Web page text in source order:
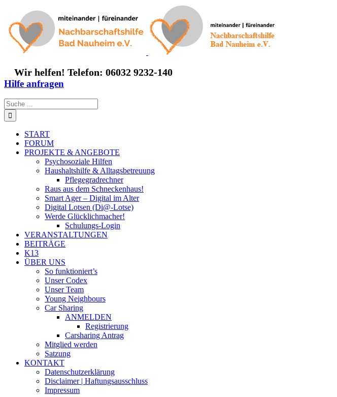
springen
Wir helfen! Telefon: 06032 9232-140
Hilfe anfragen
Suche
nach:
START
FORUM
PROJEKTE & ANGEBOTE
Psychosoziale Hilfen
Haushaltshilfe & Alltagsbetreuung
Pflegegradrechner
Raus aus dem Schneckenhaus!
Smart Ager – Digital im Alter
Digital Lotsen (Di@-Lotse)
Werde Glücklichmacher!
Schulungs-Login
VERANSTALTUNGEN
BEITRÄGE
K13
ÜBER UNS
So funktioniert’s
Unser Codex
Unser Team
Young Neighbours
Car Sharing
ANMELDEN
Registrierung
Carsharing Antrag
Mitglied werden
Satzung
KONTAKT
Datenschutzerklärung
Disclaimer | Haftungsausschluss
Impressum